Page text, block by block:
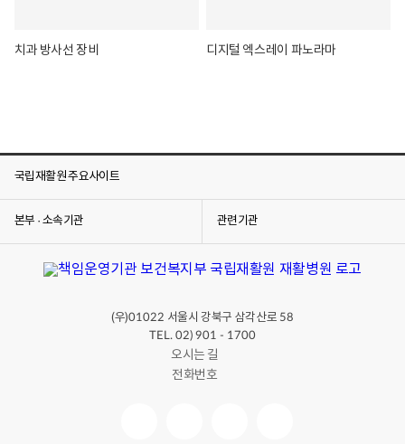
치과 방사선 장비 디지털 엑스레이 파노라마
국립재활원 주요사이트
본부 · 소속기관 관련기관
(우)01022 서울시 강북구 삼각산로 58
TEL. 02) 901 - 1700
오시는 길
전화번호